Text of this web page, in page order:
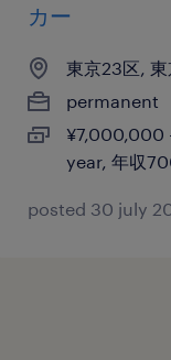
カー
東京23区,
permanent
¥7,000,000
year, 年収
posted 30 july